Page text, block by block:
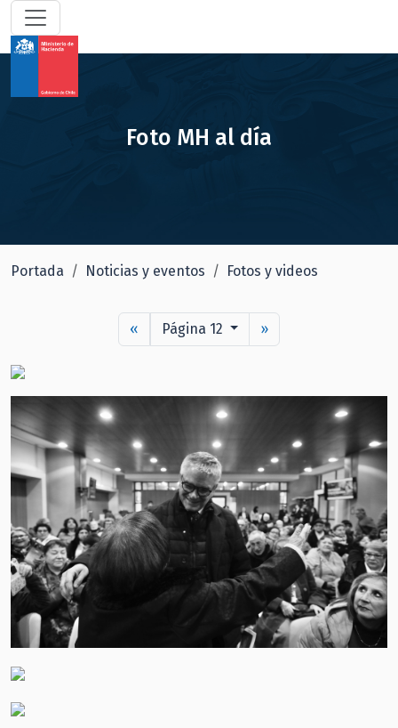
Foto MH al día
Portada Noticias y eventos Fotos y videos
« Página 12 »